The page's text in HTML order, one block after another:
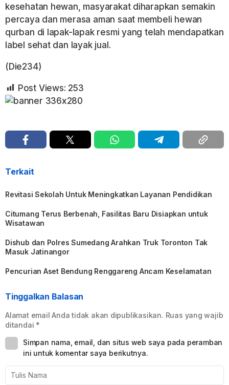
kesehatan hewan, masyarakat diharapkan semakin
percaya dan merasa aman saat membeli hewan
qurban di lapak-lapak resmi yang telah mendapatkan
label sehat dan layak jual.
(Die234)
Post Views: 253
Terkait
Revitasi Sekolah Untuk Meningkatkan Layanan Pendidikan
Citumang Terus Berbenah, Fasilitas Baru Disiapkan untuk
Wisatawan
Dishub dan Polres Sumedang Arahkan Truk Toronton Tak
Masuk Jatinangor
Pencurian Aset Bendung Renggareng Ancam Keselamatan
Tinggalkan Balasan
Alamat email Anda tidak akan dipublikasikan. Ruas yang wajib
ditandai *
Simpan nama, email, dan situs web saya pada peramban
ini untuk komentar saya berikutnya.